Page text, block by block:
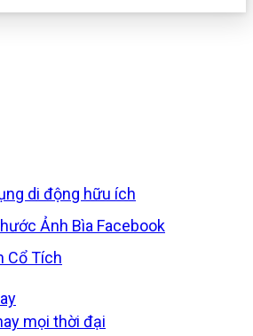
di động hữu ích
Ảnh Bìa Facebook
Cổ Tích
mọi thời đại